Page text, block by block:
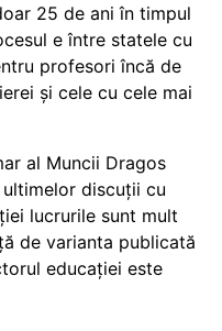
25 de ani în timpul
e între statele cu
profesori încă de
și cele cu cele mai
al Muncii Dragos
ultimelor discuții cu
lucrurile sunt mult
de varianta publicată
educației este